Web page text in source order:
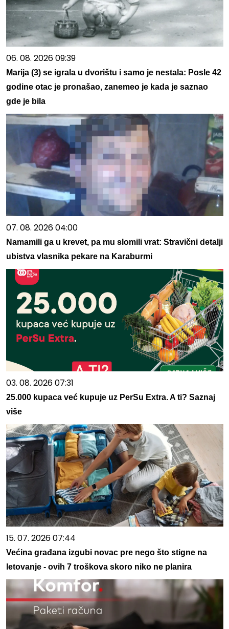
06. 08. 2026 09:39
Marija (3) se igrala u dvorištu i samo je nestala: Posle 42
godine otac je pronašao, zanemeo je kada je saznao
gde je bila
07. 08. 2026 04:00
Namamili ga u krevet, pa mu slomili vrat: Stravični detalji
ubistva vlasnika pekare na Karaburmi
03. 08. 2026 07:31
25.000 kupaca već kupuje uz PerSu Extra. A ti? Saznaj
više
15. 07. 2026 07:44
Većina građana izgubi novac pre nego što stigne na
letovanje - ovih 7 troškova skoro niko ne planira